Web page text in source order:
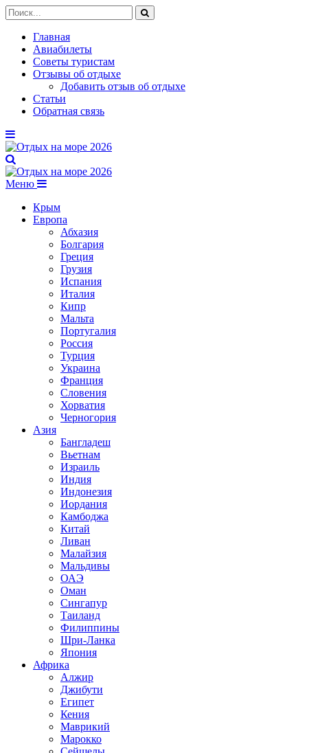
Главная
Авиабилеты
Советы туристам
Отзывы об отдыхе
Добавить отзыв об отдыхе
Статьи
Обратная связь
Меню
Крым
Европа
Абхазия
Болгария
Греция
Грузия
Испания
Италия
Кипр
Мальта
Португалия
Россия
Турция
Украина
Франция
Словения
Хорватия
Черногория
Азия
Бангладеш
Вьетнам
Израиль
Индия
Индонезия
Иордания
Камбоджа
Китай
Ливан
Малайзия
Мальдивы
ОАЭ
Оман
Сингапур
Таиланд
Филиппины
Шри-Ланка
Япония
Африка
Алжир
Джибути
Египет
Кения
Маврикий
Марокко